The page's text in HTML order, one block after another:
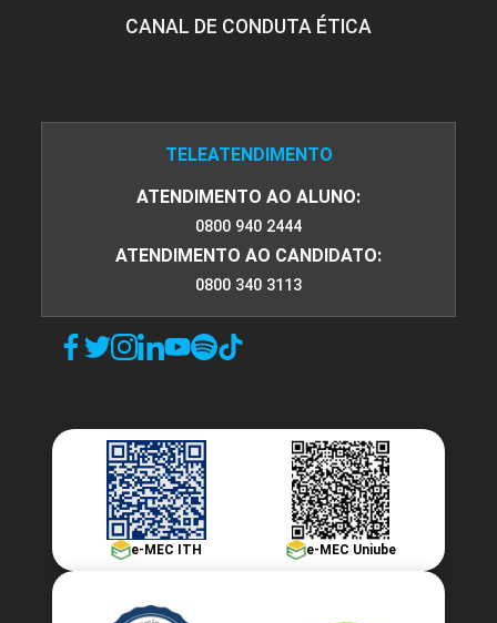
CANAL DE CONDUTA ÉTICA
TELEATENDIMENTO
ATENDIMENTO AO ALUNO:
0800 940 2444
ATENDIMENTO AO CANDIDATO:
0800 340 3113
e-MEC ITH e-MEC Uniube